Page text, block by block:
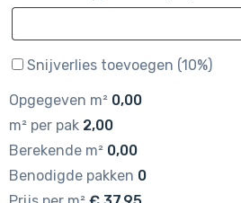
Snijverlies toevoegen (10%)
Opgegeven m² 0,00
m² per pak 2,00
Berekende m² 0,00
Benodigde pakken 0